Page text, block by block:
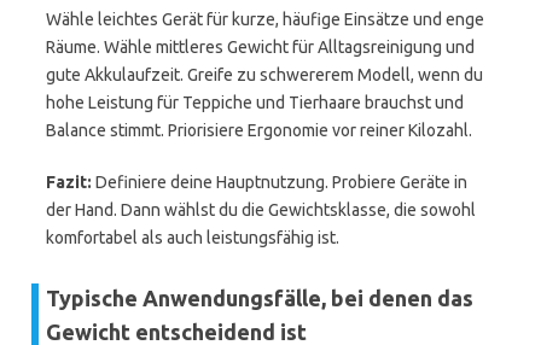
Wähle leichtes Gerät für kurze, häufige Einsätze und enge
Räume. Wähle mittleres Gewicht für Alltagsreinigung und
gute Akkulaufzeit. Greife zu schwererem Modell, wenn du
hohe Leistung für Teppiche und Tierhaare brauchst und
Balance stimmt. Priorisiere Ergonomie vor reiner Kilozahl.
Fazit: Definiere deine Hauptnutzung. Probiere Geräte in
der Hand. Dann wählst du die Gewichtsklasse, die sowohl
komfortabel als auch leistungsfähig ist.
Typische Anwendungsfälle, bei denen das
Gewicht entscheidend ist